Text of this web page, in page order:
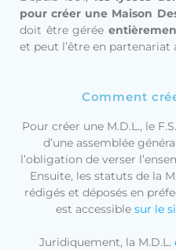
pour créer une Maison
doit être gérée
et peut l’être en partenariat
Comment
Pour créer une M.D.L., le
d’une assemblée
l’obligation de verser
Ensuite, les statuts de la
rédigés et déposés en
est accessible sur le
Juridiquement, la M.D.L.